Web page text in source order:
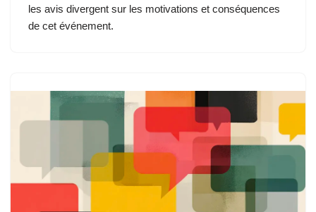
les avis divergent sur les motivations et conséquences
de cet événement.